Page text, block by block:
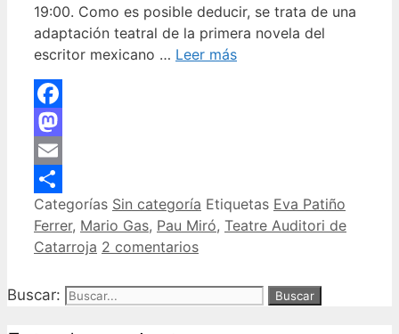
19:00. Como es posible deducir, se trata de una
adaptación teatral de la primera novela del
escritor mexicano … Leer más
Facebook
Mastodon
Email
Compartir
Categorías Sin categoría Etiquetas Eva Patiño
Ferrer, Mario Gas, Pau Miró, Teatre Auditori de
Catarroja 2 comentarios
Buscar: